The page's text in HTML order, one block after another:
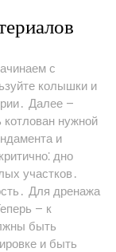
с
колышки и
Далее –
нужной
и
дно
участков․
Для дренажа
– к
быть
и быть